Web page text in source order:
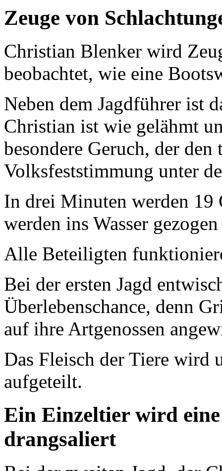
Zeuge von
Christian Blenker wird
beobachtet, wie eine
Neben dem Jagdführer ist
Christian ist wie gelähmt
besondere Geruch, der
Volksfeststimmung unter
In drei Minuten werden 19
werden ins Wasser
Alle Beteiligten
Bei der ersten Jagd
Überlebenschance, denn
auf ihre Artgenossen
Das Fleisch der Tiere wird
aufgeteilt.
Ein Einzeltier wird
drangsaliert